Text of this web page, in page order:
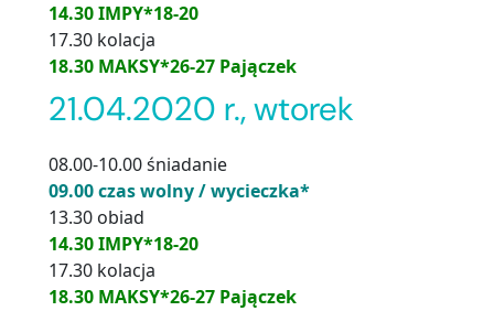
14.30 IMPY*18-20
17.30 kolacja
18.30 MAKSY*26-27 Pajączek
21.04.2020 r., wtorek
08.00-10.00 śniadanie
09.00 czas wolny / wycieczka*
13.30 obiad
14.30 IMPY*18-20
17.30 kolacja
18.30 MAKSY*26-27 Pajączek